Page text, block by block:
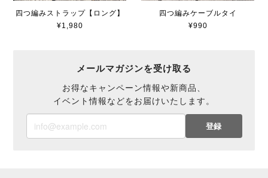
四つ編みストラップ【ロング】
¥1,980
四つ編みケーブルタイ
¥990
メールマガジンを受け取る
お得なキャンペーン情報や新商品、
イベント情報などをお届けいたします。
登録